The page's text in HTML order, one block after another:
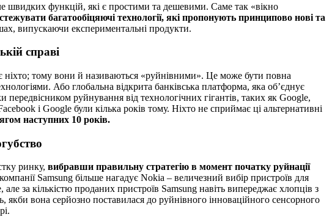
швидких функцій, які є простими та дешевими. Саме так «вікно
багатообіцяючі технології, які пропонують принципово нові та
випускаючи експериментальні продукти.
справі
ніхто; тому вони й називаються «руйнівними». Це може бути повна
Або глобальна відкрита банківська платформа, яка об’єднує
руйнування від технологічних гігантів, таких як Google,
і Google були кілька років тому. Ніхто не сприймає ці альтернативні
наступних 10 років.
ринку, вибравши правильну стратегію в момент початку руйнації
Samsung більше нагадує Nokia – величезний вибір пристроїв для
за кількістю проданих пристроїв Samsung навіть випереджає хлопців з
вона серйозно поставилася до руйнівного інноваційного сенсорного